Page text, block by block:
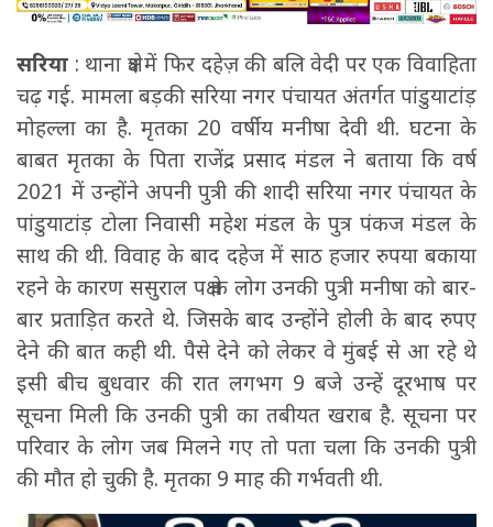
सरिया : थाना क्षेत्र में फिर दहेज़ की बलि वेदी पर एक विवाहिता
चढ़ गई. मामला बड़की सरिया नगर पंचायत अंतर्गत पांडुयाटांड़
मोहल्ला का है. मृतका 20 वर्षीय मनीषा देवी थी. घटना के
बाबत मृतका के पिता राजेंद्र प्रसाद मंडल ने बताया कि वर्ष
2021 में उन्होंने अपनी पुत्री की शादी सरिया नगर पंचायत के
पांडुयाटांड़ टोला निवासी महेश मंडल के पुत्र पंकज मंडल के
साथ की थी. विवाह के बाद दहेज में साठ हजार रुपया बकाया
रहने के कारण ससुराल पक्ष के लोग उनकी पुत्री मनीषा को बार-
बार प्रताड़ित करते थे. जिसके बाद उन्होंने होली के बाद रुपए
देने की बात कही थी. पैसे देने को लेकर वे मुंबई से आ रहे थे
इसी बीच बुधवार की रात लगभग 9 बजे उन्हें दूरभाष पर
सूचना मिली कि उनकी पुत्री का तबीयत खराब है. सूचना पर
परिवार के लोग जब मिलने गए तो पता चला कि उनकी पुत्री
की मौत हो चुकी है. मृतका 9 माह की गर्भवती थी.